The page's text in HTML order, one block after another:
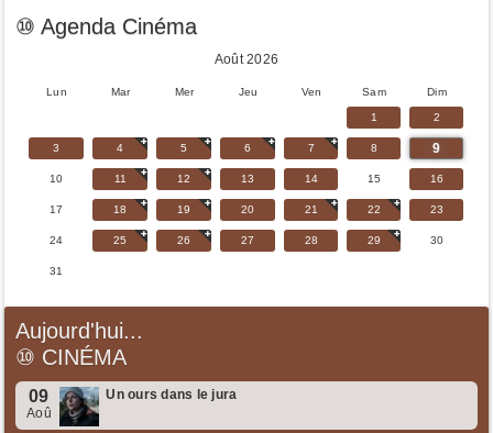
⑩ Agenda Cinéma
Août 2026
Lun Mar Mer Jeu Ven Sam Dim
1 2
3 4 5 6 7 8 9
10 11 12 13 14 15 16
17 18 19 20 21 22 23
24 25 26 27 28 29 30
31
Aujourd'hui...
⑩ CINÉMA
09
Aoû
Un ours dans le jura